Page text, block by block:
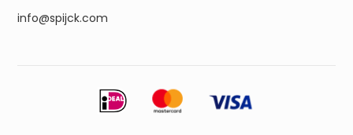
info@spijck.com